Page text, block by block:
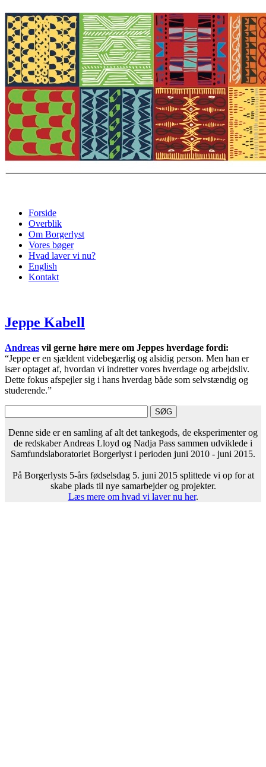
Forside
Overblik
Om Borgerlyst
Vores bøger
Hvad laver vi nu?
English
Kontakt
Jeppe Kabell
Andreas vil gerne høre mere om Jeppes hverdage fordi:
“Jeppe er en sjældent videbegærlig og alsidig person. Men han er
især optaget af, hvordan vi indretter vores hverdage og arbejdsliv.
Dette fokus afspejler sig i hans hverdag både som selvstændig og
studerende.”
Denne side er en samling af alt det tankegods, de eksperimenter og
de redskaber Andreas Lloyd og Nadja Pass sammen udviklede i
Samfundslaboratoriet Borgerlyst i perioden juni 2010 - juni 2015.
På Borgerlysts 5-års fødselsdag 5. juni 2015 splittede vi op for at
skabe plads til nye samarbejder og projekter.
Læs mere om hvad vi laver nu her.